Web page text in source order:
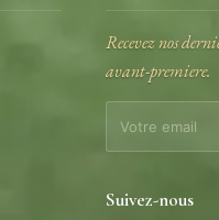
Recevez nos
avant-premiere.
Suivez-nous